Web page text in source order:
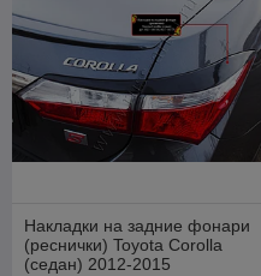
Накладки на задние фонари
(реснички) Toyota Corolla
(седан) 2012-2015